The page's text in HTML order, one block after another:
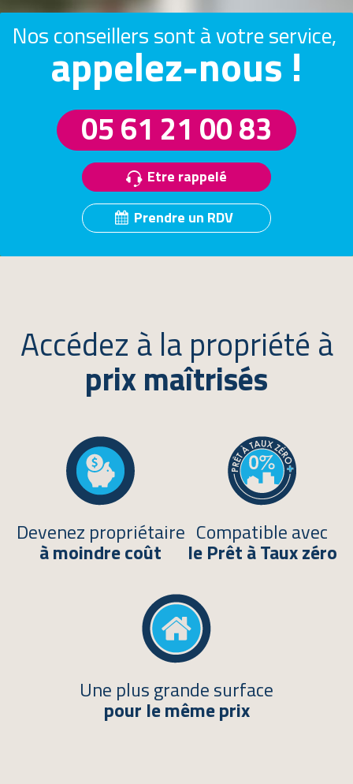
Nos conseillers sont à votre service,
appelez-nous !
05 61 21 00 83
Etre rappelé
Prendre un RDV
Accédez à la propriété à
prix maîtrisés
Devenez propriétaire
à moindre coût
Compatible avec
le Prêt à Taux zéro
Une plus grande surface
pour le même prix